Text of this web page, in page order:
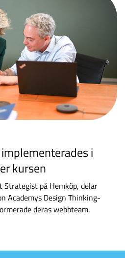
i
kursen
Strategist på Hemköp, delar
Academys Design Thinking-
deras webbteam.